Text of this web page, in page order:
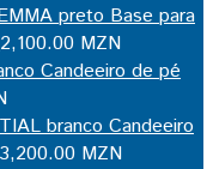
Base para
2,100.00 MZN
Candeeiro de pé
Candeeiro
3,200.00 MZN